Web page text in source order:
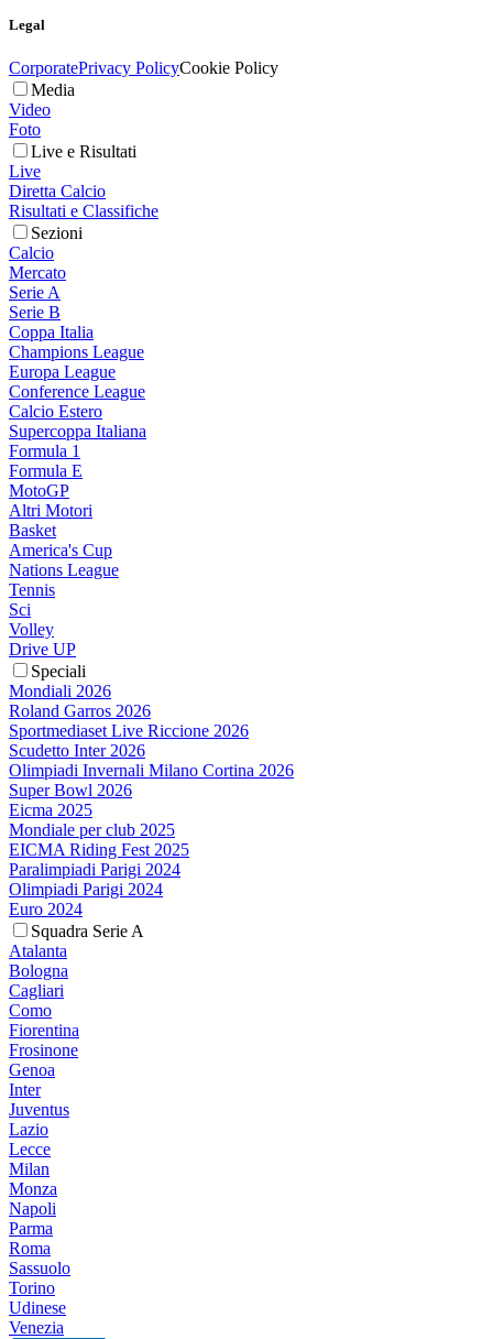
Legal
CorporatePrivacy PolicyCookie Policy
Media
Video
Foto
Live e Risultati
Live
Diretta Calcio
Risultati e Classifiche
Sezioni
Calcio
Mercato
Serie A
Serie B
Coppa Italia
Champions League
Europa League
Conference League
Calcio Estero
Supercoppa Italiana
Formula 1
Formula E
MotoGP
Altri Motori
Basket
America's Cup
Nations League
Tennis
Sci
Volley
Drive UP
Speciali
Mondiali 2026
Roland Garros 2026
Sportmediaset Live Riccione 2026
Scudetto Inter 2026
Olimpiadi Invernali Milano Cortina 2026
Super Bowl 2026
Eicma 2025
Mondiale per club 2025
EICMA Riding Fest 2025
Paralimpiadi Parigi 2024
Olimpiadi Parigi 2024
Euro 2024
Squadra Serie A
Atalanta
Bologna
Cagliari
Como
Fiorentina
Frosinone
Genoa
Inter
Juventus
Lazio
Lecce
Milan
Monza
Napoli
Parma
Roma
Sassuolo
Torino
Udinese
Venezia